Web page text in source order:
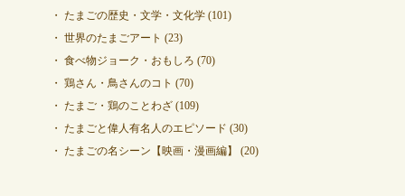
たまごの歴史・文学・文化学(101)
世界のたまごアート (23)
食べ物ジョーク・おもしろ (70)
鶏さん・鳥さんのコト (70)
たまご・鶏のことわざ(109)
たまごと偉人有名人のエピソード (30)
たまごの名シーン【映画・漫画編】
(20)